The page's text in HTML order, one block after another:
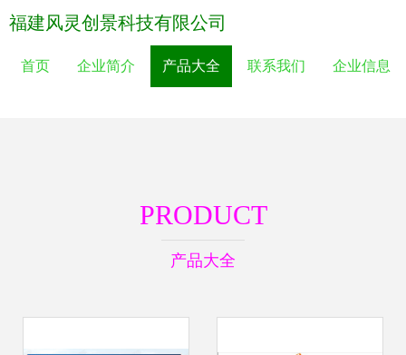
福建风灵创景科技有限公司
首页 企业简介 产品大全 联系我们 企业信息
PRODUCT
产品大全